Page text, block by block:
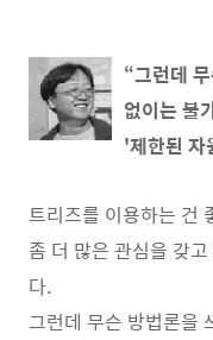
“그런데
없이는 불
'제한된 자
트리즈를 이용하는 건
좀 더 많은 관심을 갖
다.
그런데 무슨 방법론을